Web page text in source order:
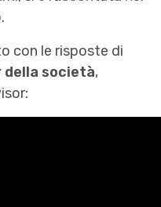
con le risposte di
della società,